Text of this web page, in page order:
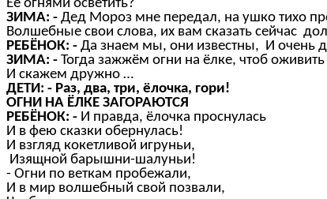
Её огнями осветить?
ЗИМА: - Дед Мороз мне передал, на ушко тихо
Волшебные свои слова, их вам сказать сейчас
РЕБЁНОК: - Да знаем мы, они известны, И очень
ЗИМА: - Тогда зажжём огни на ёлке, чтоб
И скажем дружно …
ДЕТИ: - Раз, два, три, ёлочка, гори!
ОГНИ НА ЁЛКЕ ЗАГОРАЮТСЯ
РЕБЁНОК: - И правда, ёлочка проснулась
И в фею сказки обернулась!
И взгляд кокетливой игруньи,
Изящной барышни-шалуньи!
- Огни по веткам пробежали,
И в мир волшебный свой позвали,